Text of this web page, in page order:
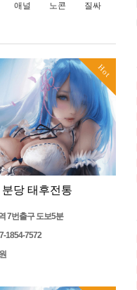
애널 노콘 질싸
Hot
분당 태후전통
7번출구 도보5분
1854-7572